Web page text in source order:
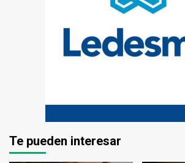
Te pueden interesar